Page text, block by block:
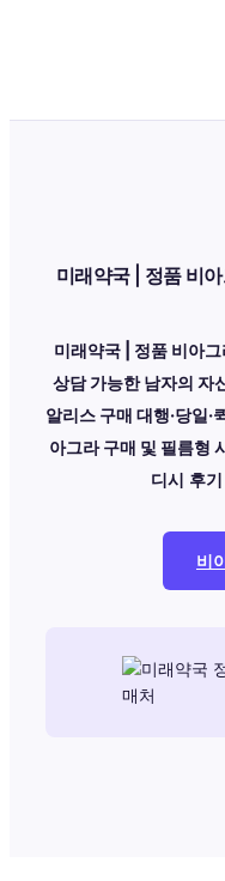
바
미래약국 | 정품 비
미래약국 | 정품 비아
상담 가능한 남자의 자
알리스 구매 대행·당일·
아그라 구매 및 필름형
디시 후
비